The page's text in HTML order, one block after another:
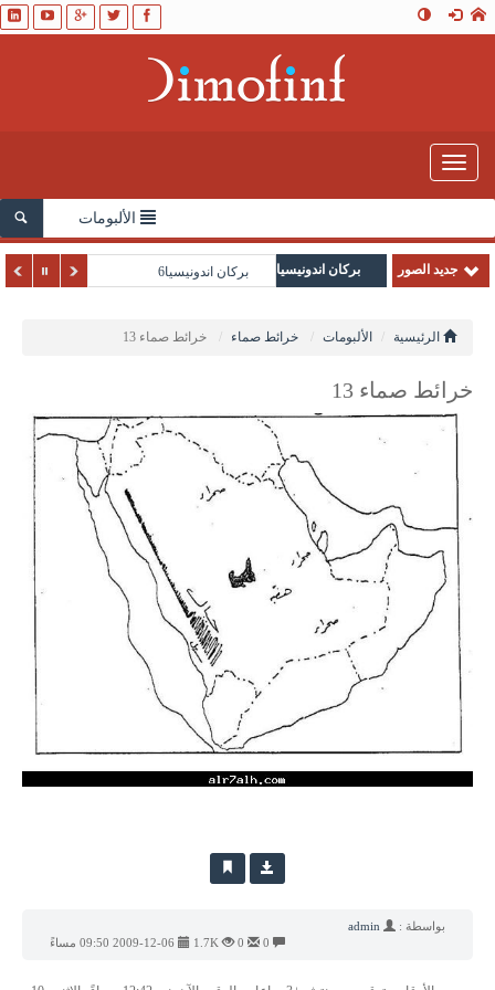
Toggle
navigation
الألبومات
جديد الصور بركان اندونيسيا بركان اندونيسيا6
الرئيسية الألبومات خرائط صماء خرائط صماء 13
خرائط صماء 13
بواسطة :
admin
1.7K